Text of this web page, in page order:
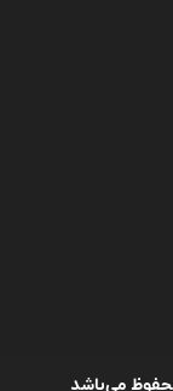
می‌باشد